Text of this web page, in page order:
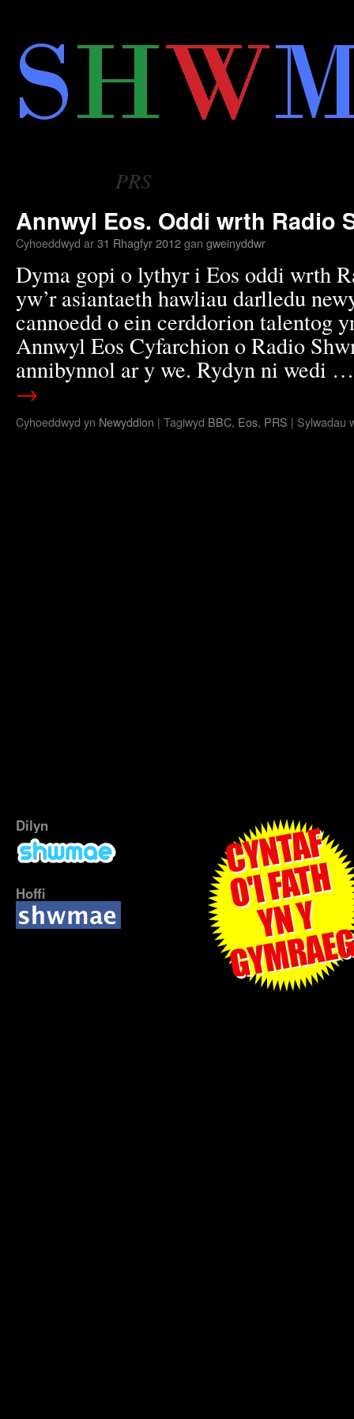
Neidio
i'r
PRS
Annwyl Eos. Oddi wrth Radio
Cyhoeddwyd ar31 Rhagfyr 2012gan gweinyddwr
Dyma gopi o lythyr i Eos oddi wrth
yw’r asiantaeth hawliau darlledu
cannoedd o ein cerddorion talentog
Annwyl Eos Cyfarchion o Radio
annibynnol ar y we. Rydyn ni wedi
→
Cyhoeddwyd yn Newyddion | Tagiwyd BBC, Eos, PRS | Sylwadau
Dilyn
Hoffi